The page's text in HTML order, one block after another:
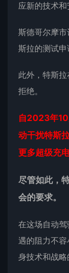
应新的技术和
斯德哥尔摩
斯拉的测试申
此外，特斯
拒绝。
自2023年10
动干扰特斯
更多超级充
尽管如此，
会的要求。
在这场自动
遇的阻力不
身技术和战略